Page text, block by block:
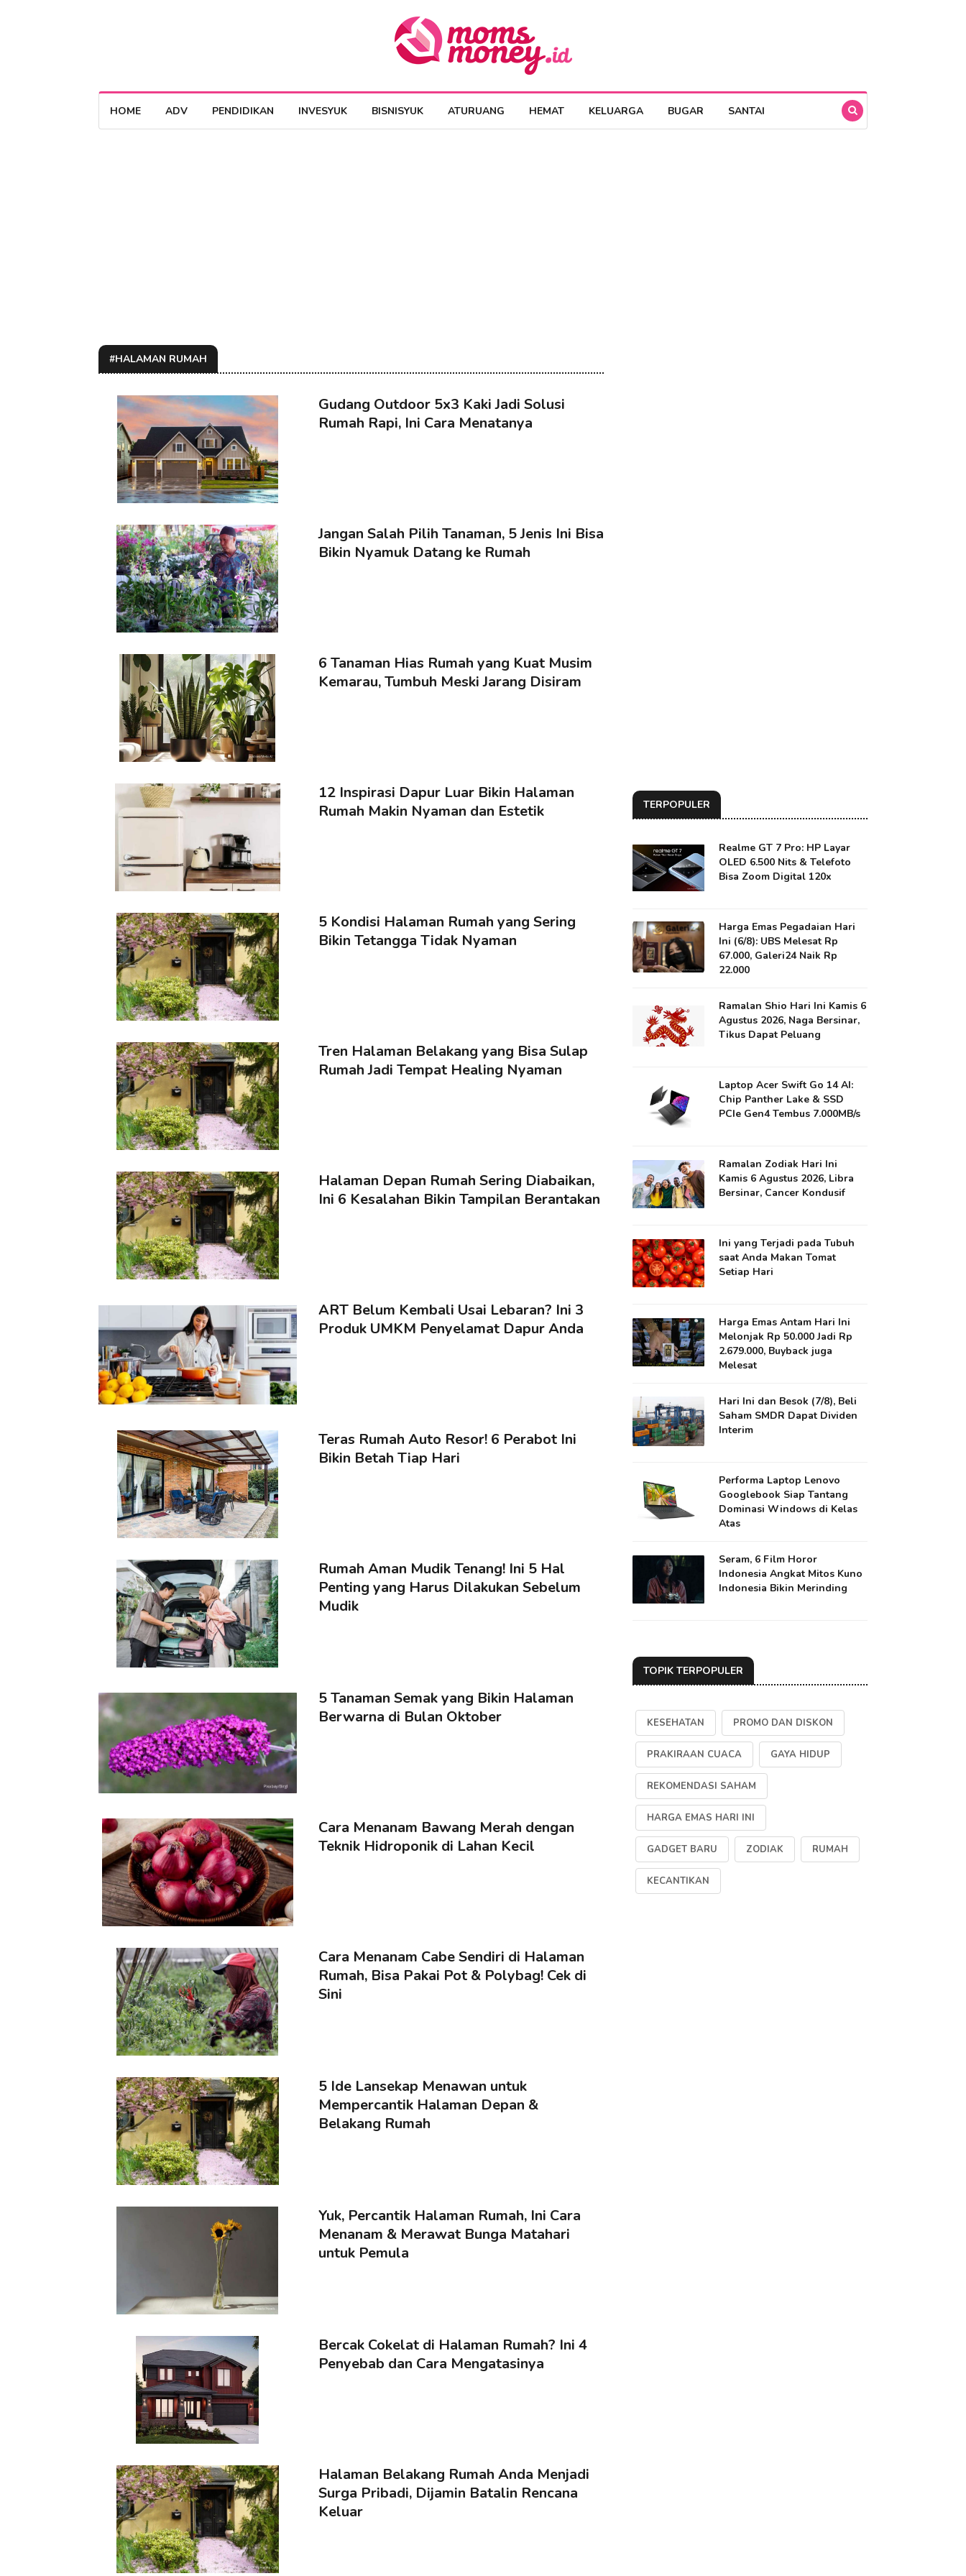
HOME ADV PENDIDIKAN INVESYUK BISNISYUK ATURUANG HEMAT KELUARGA BUGAR SANTAI
#HALAMAN RUMAH
Gudang Outdoor 5x3 Kaki Jadi Solusi
Rumah Rapi, Ini Cara Menatanya
Jangan Salah Pilih Tanaman, 5 Jenis Ini Bisa
Bikin Nyamuk Datang ke Rumah
6 Tanaman Hias Rumah yang Kuat Musim
Kemarau, Tumbuh Meski Jarang Disiram
12 Inspirasi Dapur Luar Bikin Halaman
Rumah Makin Nyaman dan Estetik
5 Kondisi Halaman Rumah yang Sering
Bikin Tetangga Tidak Nyaman
Tren Halaman Belakang yang Bisa Sulap
Rumah Jadi Tempat Healing Nyaman
Halaman Depan Rumah Sering Diabaikan,
Ini 6 Kesalahan Bikin Tampilan Berantakan
ART Belum Kembali Usai Lebaran? Ini 3
Produk UMKM Penyelamat Dapur Anda
Teras Rumah Auto Resor! 6 Perabot Ini
Bikin Betah Tiap Hari
Rumah Aman Mudik Tenang! Ini 5 Hal
Penting yang Harus Dilakukan Sebelum
Mudik
5 Tanaman Semak yang Bikin Halaman
Berwarna di Bulan Oktober
Cara Menanam Bawang Merah dengan
Teknik Hidroponik di Lahan Kecil
Cara Menanam Cabe Sendiri di Halaman
Rumah, Bisa Pakai Pot & Polybag! Cek di
Sini
5 Ide Lansekap Menawan untuk
Mempercantik Halaman Depan &
Belakang Rumah
Yuk, Percantik Halaman Rumah, Ini Cara
Menanam & Merawat Bunga Matahari
untuk Pemula
Bercak Cokelat di Halaman Rumah? Ini 4
Penyebab dan Cara Mengatasinya
Halaman Belakang Rumah Anda Menjadi
Surga Pribadi, Dijamin Batalin Rencana
Keluar
TERPOPULER
Realme GT 7 Pro: HP Layar
OLED 6.500 Nits & Telefoto
Bisa Zoom Digital 120x
Harga Emas Pegadaian Hari
Ini (6/8): UBS Melesat Rp
67.000, Galeri24 Naik Rp
22.000
Ramalan Shio Hari Ini Kamis 6
Agustus 2026, Naga Bersinar,
Tikus Dapat Peluang
Laptop Acer Swift Go 14 AI:
Chip Panther Lake & SSD
PCIe Gen4 Tembus 7.000MB/s
Ramalan Zodiak Hari Ini
Kamis 6 Agustus 2026, Libra
Bersinar, Cancer Kondusif
Ini yang Terjadi pada Tubuh
saat Anda Makan Tomat
Setiap Hari
Harga Emas Antam Hari Ini
Melonjak Rp 50.000 Jadi Rp
2.679.000, Buyback juga
Melesat
Hari Ini dan Besok (7/8), Beli
Saham SMDR Dapat Dividen
Interim
Performa Laptop Lenovo
Googlebook Siap Tantang
Dominasi Windows di Kelas
Atas
Seram, 6 Film Horor
Indonesia Angkat Mitos Kuno
Indonesia Bikin Merinding
TOPIK TERPOPULER
KESEHATAN PROMO DAN DISKON
PRAKIRAAN CUACA GAYA HIDUP
REKOMENDASI SAHAM
HARGA EMAS HARI INI
GADGET BARU ZODIAK RUMAH
KECANTIKAN